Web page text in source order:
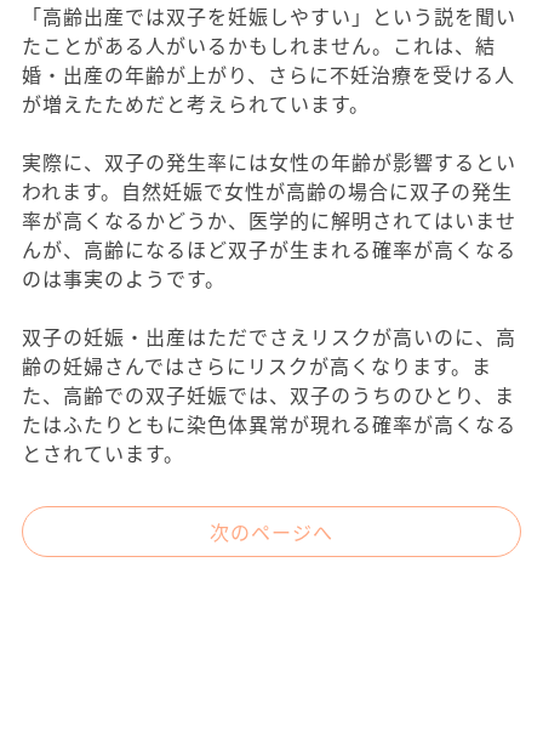
「高齢出産では双子を妊娠しやすい」という説を聞い
たことがある人がいるかもしれません。これは、結
婚・出産の年齢が上がり、さらに不妊治療を受ける人
が増えたためだと考えられています。
実際に、双子の発生率には女性の年齢が影響するとい
われます。自然妊娠で女性が高齢の場合に双子の発生
率が高くなるかどうか、医学的に解明されてはいませ
んが、高齢になるほど双子が生まれる確率が高くなる
のは事実のようです。
双子の妊娠・出産はただでさえリスクが高いのに、高
齢の妊婦さんではさらにリスクが高くなります。ま
た、高齢での双子妊娠では、双子のうちのひとり、ま
たはふたりともに染色体異常が現れる確率が高くなる
とされています。
次のページへ